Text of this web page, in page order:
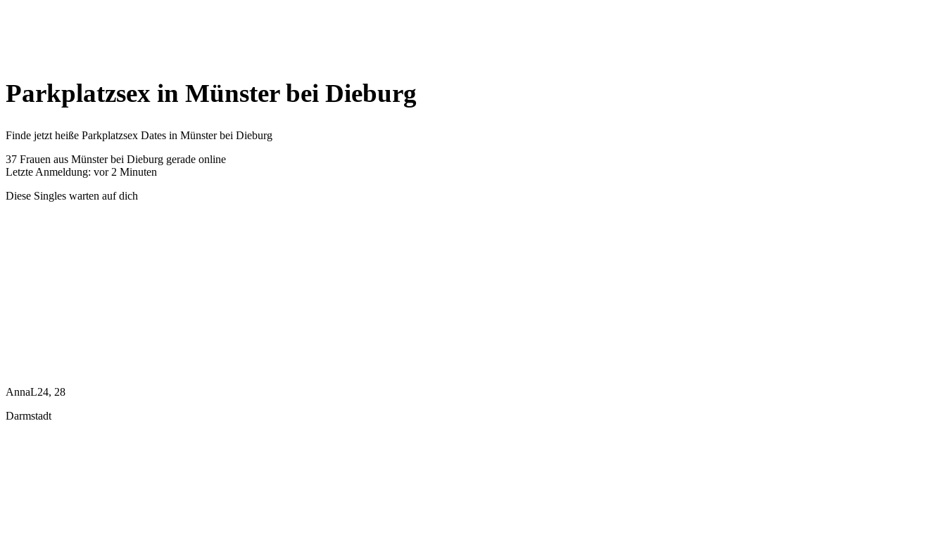
Parkplatzsex in Münster bei Dieburg
Finde jetzt heiße Parkplatzsex Dates in Münster bei Dieburg
37 Frauen aus Münster bei Dieburg gerade online
Letzte Anmeldung: vor 2 Minuten
Diese Singles warten auf dich
AnnaL24, 28
Darmstadt